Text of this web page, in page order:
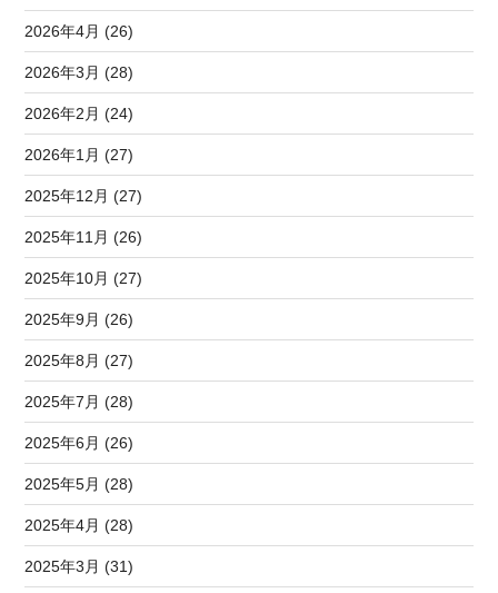
2026年4月 (26)
2026年3月 (28)
2026年2月 (24)
2026年1月 (27)
2025年12月 (27)
2025年11月 (26)
2025年10月 (27)
2025年9月 (26)
2025年8月 (27)
2025年7月 (28)
2025年6月 (26)
2025年5月 (28)
2025年4月 (28)
2025年3月 (31)